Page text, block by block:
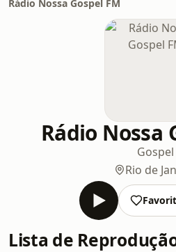
Rádio Nossa Gospel FM
Rádio Nossa
Gospel
Rio de
Lista de